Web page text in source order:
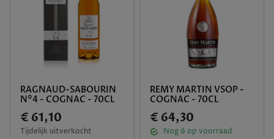
RAGNAUD-SABOURIN
N°4 - COGNAC - 70CL
€ 61,10
Tijdelijk uitverkocht
REMY MARTIN VSOP -
COGNAC - 70CL
€ 64,30
Nog 6 op voorraad